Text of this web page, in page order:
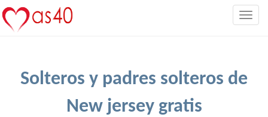
Solteros y padres solteros de
New jersey gratis